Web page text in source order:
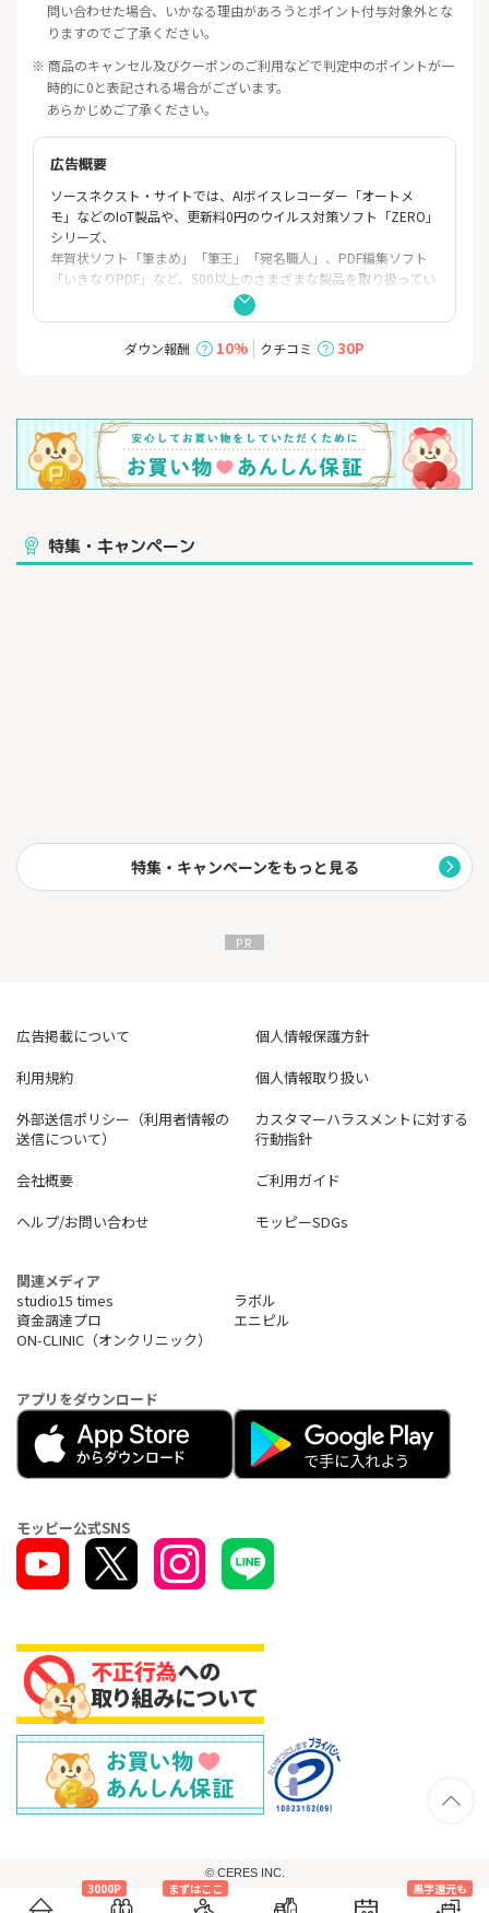
3000P
まずはここ
黒字還元も
問い合わせた場合、いかなる理由があろうとポイント付与対象外とな
りますのでご了承ください。
※ 商品のキャンセル及びクーポンのご利用などで判定中のポイントが一
時的に0と表記される場合がございます。
あらかじめご了承ください。
広告概要
ソースネクスト・サイトでは、AIボイスレコーダー「オートメ
モ」などのIoT製品や、更新料0円のウイルス対策ソフト「ZERO」
シリーズ、
年賀状ソフト「筆まめ」「筆王」「宛名職人」、PDF編集ソフト
「いきなりPDF」など、500以上のさまざまな製品を取り扱ってい
安心してご購入いただくため、パソコンソフトが正常に動作しな
い場合に返品できる「安心サービス」も用意しております。
またお手頃な価格でご購入いただけるよう、毎日、厳選した製品
ダウン報酬 10% クチコミ 30P
特集・キャンペーン
特集・キャンペーンをもっと見る
広告掲載について
個人情報保護方針
利用規約
個人情報取り扱い
外部送信ポリシー（利用者情報の
送信について）
カスタマーハラスメントに対する
行動指針
会社概要
ご利用ガイド
ヘルプ/お問い合わせ
モッピーSDGs
関連メディア
studio15 times
ラボル
資金調達プロ
エニピル
ON-CLINIC（オンクリニック）
アプリをダウンロード
モッピー公式SNS
© CERES INC.